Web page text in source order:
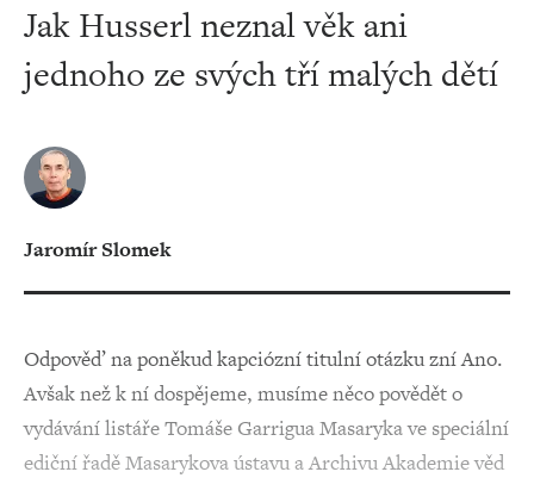
Jak Husserl neznal věk ani
jednoho ze svých tří malých dětí
Jaromír Slomek
Odpověď na poněkud kapciózní titulní otázku zní Ano.
Avšak než k ní dospějeme, musíme něco povědět o
vydávání listáře Tomáše Garrigua Masaryka ve speciální
ediční řadě Masarykova ústavu a Archivu Akademie věd